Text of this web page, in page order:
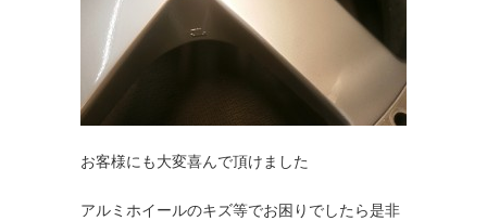
お客様にも大変喜んで頂けました
アルミホイールのキズ等でお困りでしたら是非